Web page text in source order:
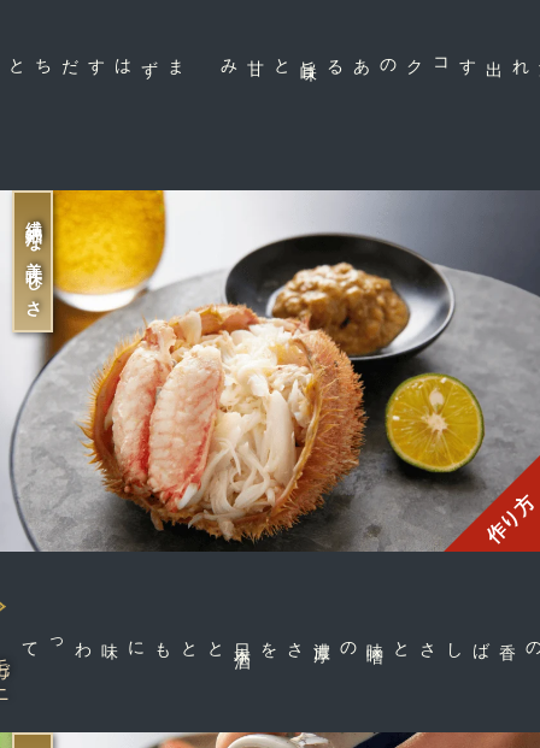
繊細な美味しさ
作り方
噛み締めると溢れ出す
コクのある旨
味
と甘み
カニの香ばしさと
さを
とともに味わって